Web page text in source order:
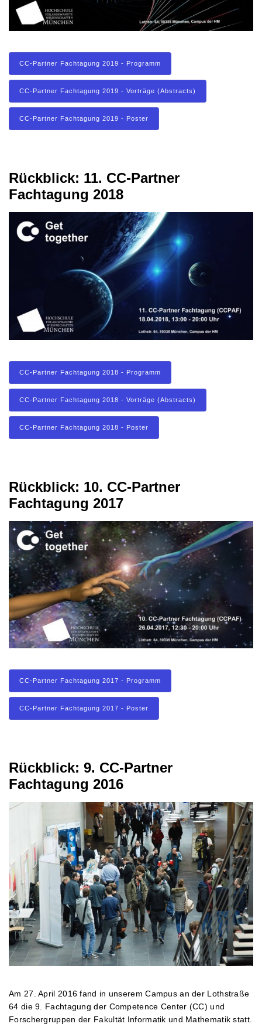
CC-Partner Fachtagung 2019 - Programm
CC-Partner Fachtagung 2019 - Vorträge (Abstracts)
CC-Partner Fachtagung 2019 - Poster
Rückblick: 11. CC-Partner
Fachtagung 2018
CC-Partner Fachtagung 2018 - Programm
CC-Partner Fachtagung 2018 - Vorträge (Abstracts)
CC-Partner Fachtagung 2018 - Poster
Rückblick: 10. CC-Partner
Fachtagung 2017
CC-Partner Fachtagung 2017 - Programm
CC-Partner Fachtagung 2017 - Poster
Rückblick: 9. CC-Partner
Fachtagung 2016
Am 27. April 2016 fand in unserem Campus an der Lothstraße
64 die 9. Fachtagung der Competence Center (CC) und
Forschergruppen der Fakultät Informatik und Mathematik statt.